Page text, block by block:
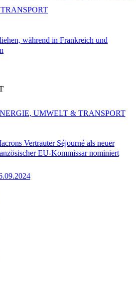
während in Frankreich und
Vertrauter Séjourné als neuer
EU-Kommissar nominiert
UMWELT & TRANSPORT